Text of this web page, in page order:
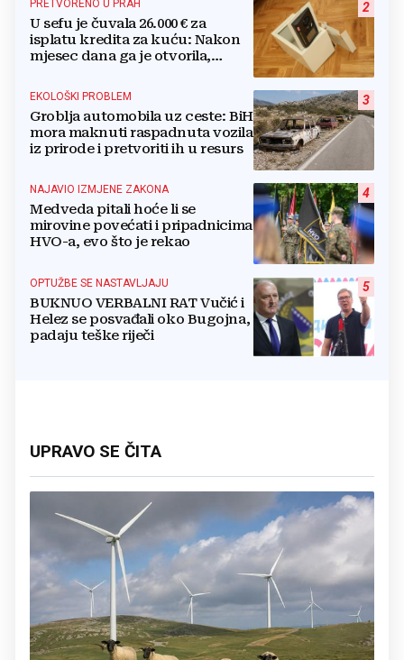
2
PRETVORENO U PRAH
U sefu je čuvala 26.000 € za
isplatu kredita za kuću: Nakon
mjesec dana ga je otvorila,
3
EKOLOŠKI PROBLEM
Groblja automobila uz ceste: BiH
mora maknuti raspadnuta vozila
iz prirode i pretvoriti ih u resurs
4
NAJAVIO IZMJENE ZAKONA
Medveda pitali hoće li se
mirovine povećati i pripadnicima
HVO-a, evo što je rekao
5
OPTUŽBE SE NASTAVLJAJU
BUKNUO VERBALNI RAT Vučić i
Helez se posvađali oko Bugojna,
padaju teške riječi
UPRAVO SE ČITA